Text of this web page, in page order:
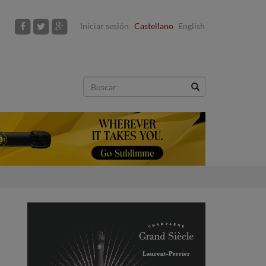
Iniciar sesión Castellano English